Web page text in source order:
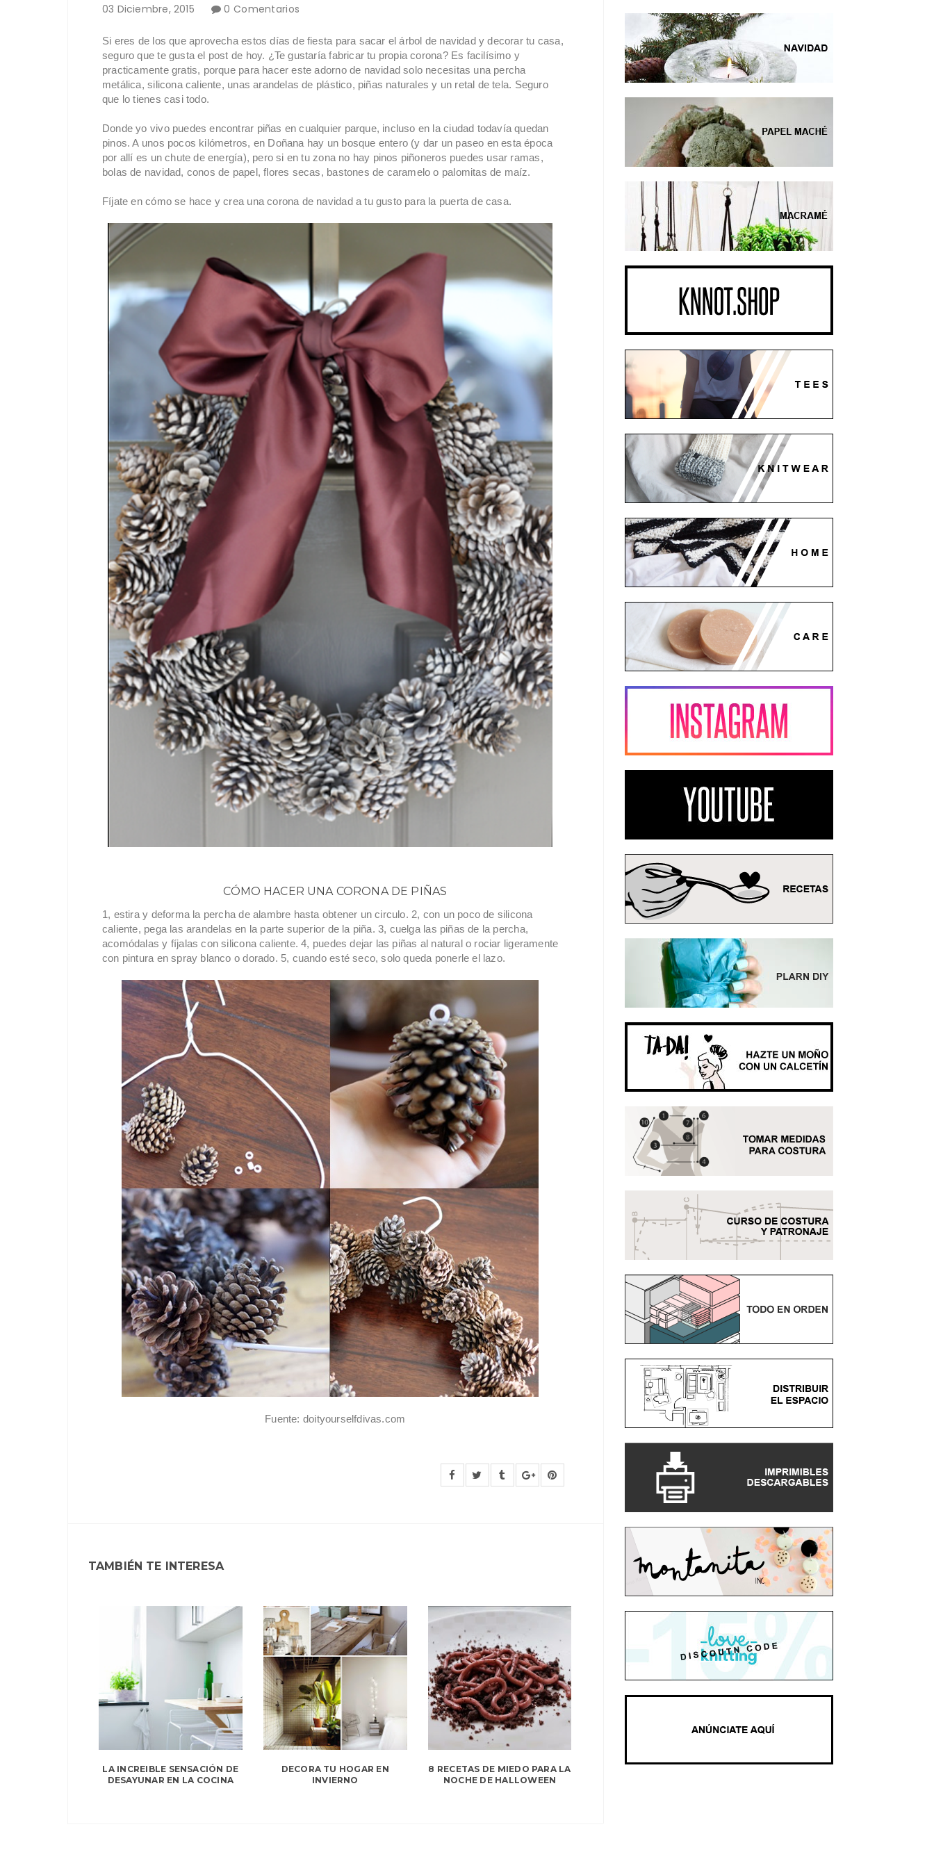
03 Diciembre, 2015 0 Comentarios
Si eres de los que aprovecha estos días de fiesta para sacar el árbol de navidad y decorar tu casa,
seguro que te gusta el post de hoy. ¿Te gustaría fabricar tu propia corona? Es facilísimo y
practicamente gratis, porque para hacer este adorno de navidad solo necesitas una percha
metálica, silicona caliente, unas arandelas de plástico, piñas naturales y un retal de tela. Seguro
que lo tienes casi todo.
Donde yo vivo puedes encontrar piñas en cualquier parque, incluso en la ciudad todavía quedan
pinos. A unos pocos kilómetros, en Doñana hay un bosque entero (y dar un paseo en esta época
por allí es un chute de energía), pero si en tu zona no hay pinos piñoneros puedes usar ramas,
bolas de navidad, conos de papel, flores secas, bastones de caramelo o palomitas de maíz.
Fíjate en cómo se hace y crea una corona de navidad a tu gusto para la puerta de casa.
CÓMO HACER UNA CORONA DE PIÑAS
1, estira y deforma la percha de alambre hasta obtener un circulo. 2, con un poco de silicona
caliente, pega las arandelas en la parte superior de la piña. 3, cuelga las piñas de la percha,
acomódalas y fíjalas con silicona caliente. 4, puedes dejar las piñas al natural o rociar ligeramente
con pintura en spray blanco o dorado. 5, cuando esté seco, solo queda ponerle el lazo.
Fuente: doityourselfdivas.com
TAMBIÉN TE INTERESA
LA INCREIBLE SENSACIÓN DE
DESAYUNAR EN LA COCINA
DECORA TU HOGAR EN
INVIERNO
8 RECETAS DE MIEDO PARA LA
NOCHE DE HALLOWEEN